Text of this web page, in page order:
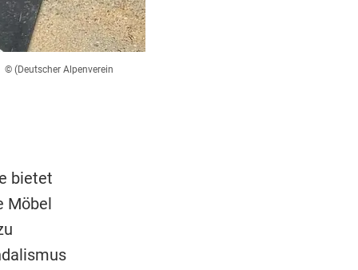
© (Deutscher Alpenverein
bietet
Möbel